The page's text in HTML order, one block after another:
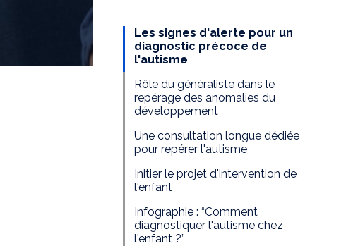
Les signes d'alerte pour un
diagnostic précoce de
l'autisme
Rôle du généraliste dans le
repérage des anomalies du
développement
Une consultation longue dédiée
pour repérer l'autisme
Initier le projet d'intervention de
l'enfant
Infographie : “Comment
diagnostiquer l'autisme chez
l'enfant ?”